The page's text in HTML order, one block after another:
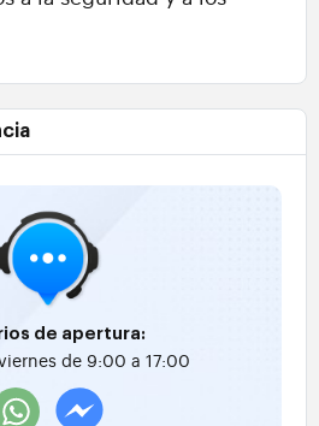
de apertura:
de 9:00 a 17:00